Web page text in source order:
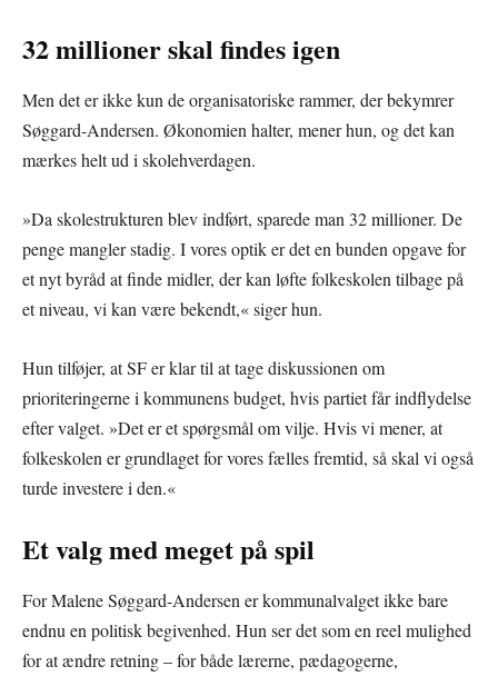
32 millioner skal findes igen
Men det er ikke kun de organisatoriske rammer, der bekymrer
Søggard-Andersen. Økonomien halter, mener hun, og det kan
mærkes helt ud i skolehverdagen.
»Da skolestrukturen blev indført, sparede man 32 millioner. De
penge mangler stadig. I vores optik er det en bunden opgave for
et nyt byråd at finde midler, der kan løfte folkeskolen tilbage på
et niveau, vi kan være bekendt,« siger hun.
Hun tilføjer, at SF er klar til at tage diskussionen om
prioriteringerne i kommunens budget, hvis partiet får indflydelse
efter valget. »Det er et spørgsmål om vilje. Hvis vi mener, at
folkeskolen er grundlaget for vores fælles fremtid, så skal vi også
turde investere i den.«
Et valg med meget på spil
For Malene Søggard-Andersen er kommunalvalget ikke bare
endnu en politisk begivenhed. Hun ser det som en reel mulighed
for at ændre retning – for både lærerne, pædagogerne,